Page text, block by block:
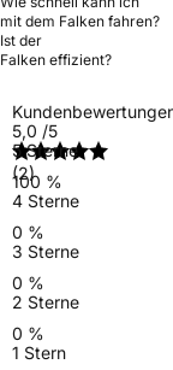
mit dem Falken fahren?
Ist der
Falken effizient?
5,0 /5
(2)
5 Sterne
100 %
4 Sterne
0 %
3 Sterne
0 %
2 Sterne
0 %
1 Stern